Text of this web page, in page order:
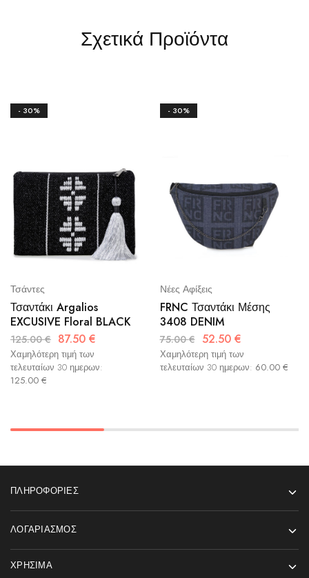
Σχετικά Προϊόντα
- 30%
Τσάντες
Τσαντάκι Argalios
EXCUSIVE Floral BLACK
125.00€ 87.50 €
Χαμηλότερη τιμή των
τελευταίων 30 ημερων:
125.00 €
- 30%
Νέες Αφίξεις
FRNC Τσαντάκι Μέσης
3408 DENIM
75.00€ 52.50 €
Χαμηλότερη τιμή των
τελευταίων 30 ημερων: 60.00 €
ΠΛΗΡΟΦΟΡΊΕΣ
ΛΟΓΑΡΙΑΣΜΌΣ
ΧΡΉΣΙΜΑ